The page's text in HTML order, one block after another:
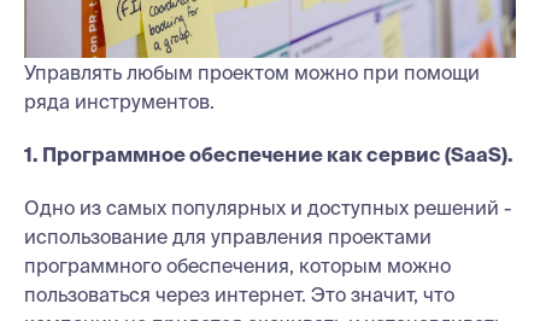
Управлять любым проектом можно при помощи
ряда инструментов.
1. Программное обеспечение как сервис (SaaS).
Одно из самых популярных и доступных решений -
использование для управления проектами
программного обеспечения, которым можно
пользоваться через интернет. Это значит, что